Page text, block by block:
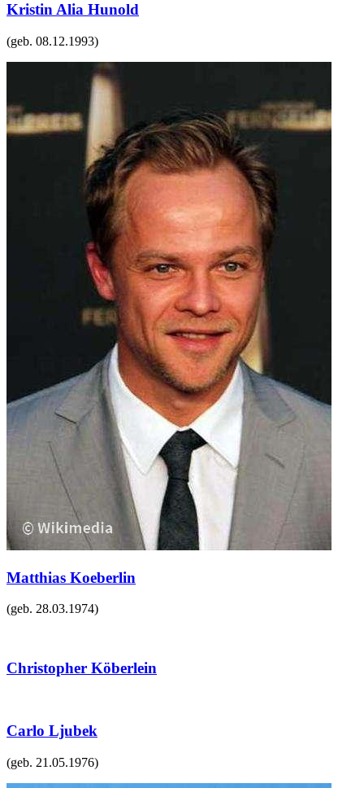
Kristin Alia Hunold
(geb. 08.12.1993)
Matthias Koeberlin
(geb. 28.03.1974)
Christopher Köberlein
Carlo Ljubek
(geb. 21.05.1976)